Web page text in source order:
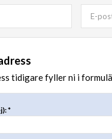
tidigare fyller ni i
*